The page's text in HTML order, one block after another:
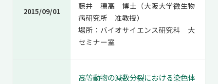
2015/09/01
藤井 穂高 博士（大阪大学微生物
病研究所 准教授）
場所：バイオサイエンス研究科 大
セミナー室
高等動物の減数分裂における染色体